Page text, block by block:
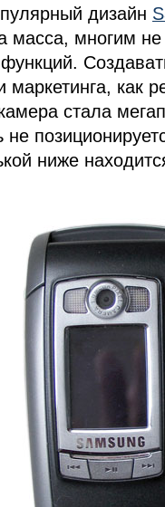
дизайн
масса, многим
функций.
маркетинга, как
стала
ниже